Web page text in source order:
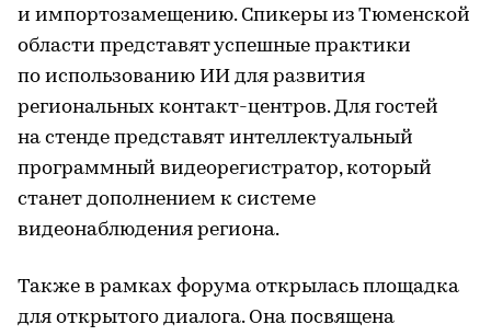
и импортозамещению. Спикеры из Тюменской
области представят успешные практики
по использованию ИИ для развития
региональных контакт-центров. Для гостей
на стенде представят интеллектуальный
программный видеорегистратор, который
станет дополнением к системе
видеонаблюдения региона.
Также в рамках форума открылась площадка
для открытого диалога. Она посвящена